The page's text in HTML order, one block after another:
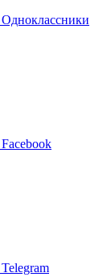
Одноклассники
Facebook
Telegram